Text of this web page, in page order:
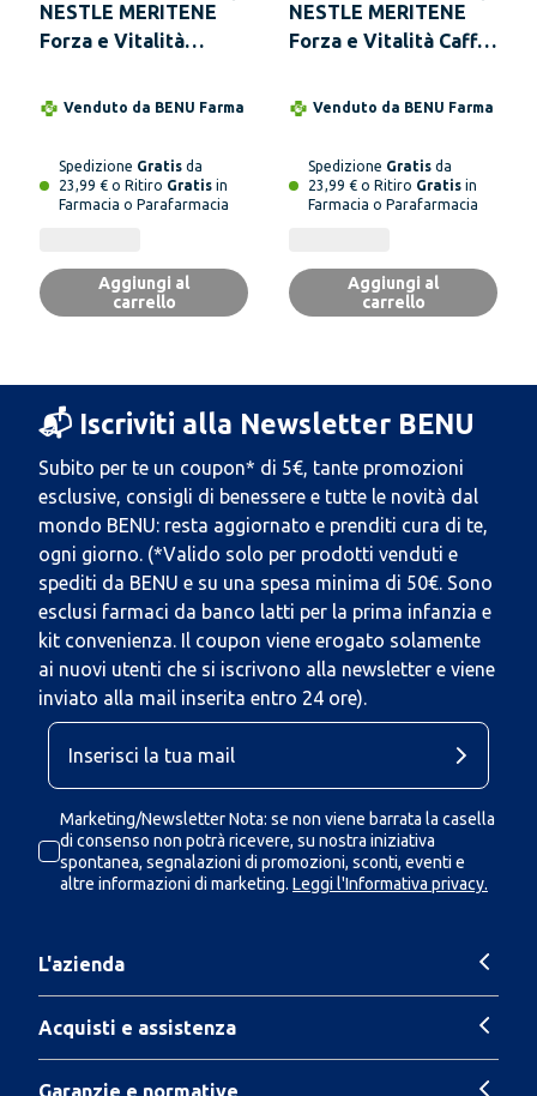
NESTLE MERITENE
Forza e Vitalità
Venduto da BENU Farma
Spedizione Gratis da
23,99 € o Ritiro Gratis in
Farmacia o Parafarmacia
Aggiungi al
carrello
NESTLE MERITENE
Forza e Vitalità Caffè
Venduto da BENU Farma
Spedizione Gratis da
23,99 € o Ritiro Gratis in
Farmacia o Parafarmacia
Aggiungi al
carrello
📬 Iscriviti alla Newsletter BENU
Subito per te un coupon* di 5€, tante promozioni
esclusive, consigli di benessere e tutte le novità dal
mondo BENU: resta aggiornato e prenditi cura di te,
ogni giorno. (*Valido solo per prodotti venduti e
spediti da BENU e su una spesa minima di 50€. Sono
esclusi farmaci da banco latti per la prima infanzia e
kit convenienza. Il coupon viene erogato solamente
ai nuovi utenti che si iscrivono alla newsletter e viene
inviato alla mail inserita entro 24 ore).
Marketing/Newsletter Nota: se non viene barrata la casella
di consenso non potrà ricevere, su nostra iniziativa
spontanea, segnalazioni di promozioni, sconti, eventi e
altre informazioni di marketing. Leggi l'Informativa privacy.
L'azienda
Acquisti e assistenza
Garanzie e normative